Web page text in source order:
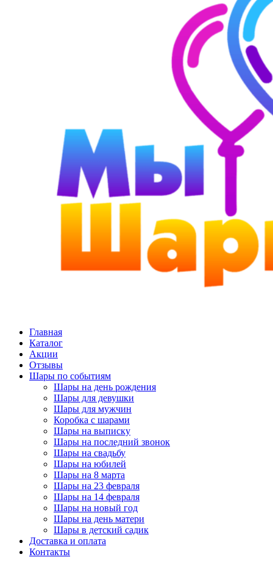
Главная
Каталог
Акции
Отзывы
Шары по событиям
Шары на день рождения
Шары для девушки
Шары для мужчин
Коробка с шарами
Шары на выписку
Шары на последний звонок
Шары на свадьбу
Шары на юбилей
Шары на 8 марта
Шары на 23 февраля
Шары на 14 февраля
Шары на новый год
Шары на день матери
Шары в детский садик
Доставка и оплата
Контакты